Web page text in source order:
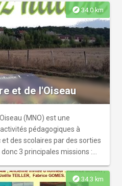
innombrables pompes,
et autres machines à vinifier
la prestigieuse collection
et XIXème siècles.
groupes, sur réservation
explore34.0 km
et de l'Oiseau
(MNO) est une
pédagogiques à
des scolaires par des sorties
3 principales missions :
et la flore; concevoir ou
explore 34.3 km